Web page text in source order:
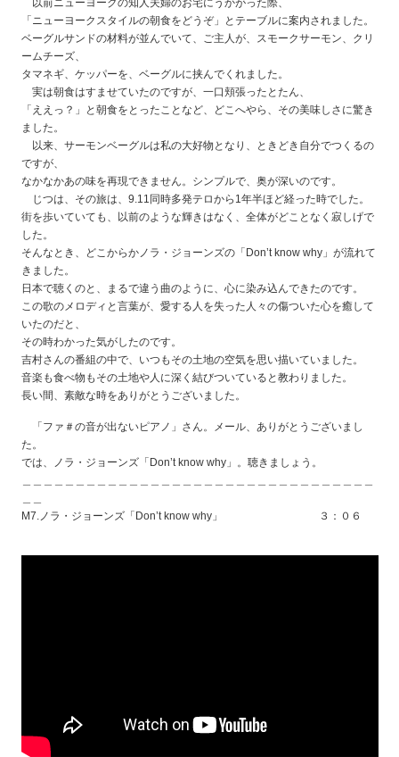
以前ニューヨークの知人夫婦のお宅にうかがった際、
「ニューヨークスタイルの朝食をどうぞ」とテーブルに案内されました。
ベーグルサンドの材料が並んでいて、ご主人が、スモークサーモン、クリ
ームチーズ、
タマネギ、ケッパーを、ベーグルに挟んでくれました。
実は朝食はすませていたのですが、一口頬張ったとたん、
「ええっ？」と朝食をとったことなど、どこへやら、その美味しさに驚き
ました。
以来、サーモンベーグルは私の大好物となり、ときどき自分でつくるの
ですが、
なかなかあの味を再現できません。シンプルで、奥が深いのです。
じつは、その旅は、9.11同時多発テロから1年半ほど経った時でした。
街を歩いていても、以前のような輝きはなく、全体がどことなく寂しげで
した。
そんなとき、どこからかノラ・ジョーンズの「Don’t know why」が流れて
きました。
日本で聴くのと、まるで違う曲のように、心に染み込んできたのです。
この歌のメロディと言葉が、愛する人を失った人々の傷ついた心を癒して
いたのだと、
その時わかった気がしたのです。
吉村さんの番組の中で、いつもその土地の空気を思い描いていました。
音楽も食べ物もその土地や人に深く結びついていると教わりました。
長い間、素敵な時をありがとうございました。
「ファ＃の音が出ないピアノ」さん。メール、ありがとうございまし
た。
では、ノラ・ジョーンズ「Don’t know why」。聴きましょう。
M7.ノラ・ジョーンズ「Don’t know why」 ３：０６